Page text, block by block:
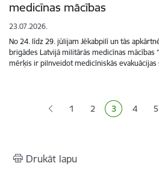
medicīnas mācības
23.07.2026.
No 24. līdz 29. jūlijam Jēkabpilī un tās
brigādes Latvijā militārās medicīnas mācības
mērķis ir pilnveidot medicīniskās
Lapa
1 Lapa
2 Pašreizējā
3 Lapa
4 5
Drukāt lapu